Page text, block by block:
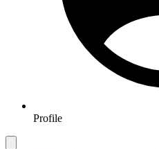
Profile